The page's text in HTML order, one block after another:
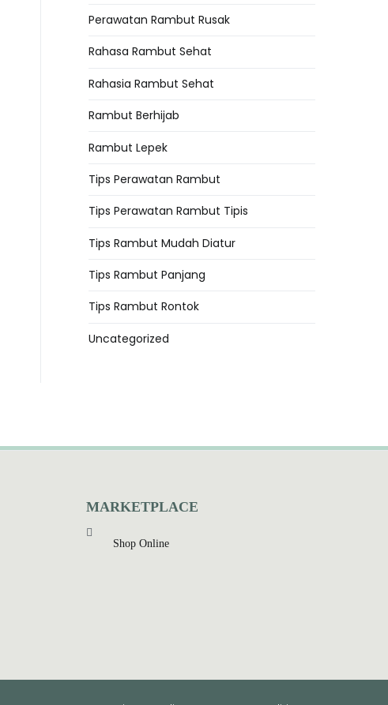
Perawatan Rambut Rusak
Rahasa Rambut Sehat
Rahasia Rambut Sehat
Rambut Berhijab
Rambut Lepek
Tips Perawatan Rambut
Tips Perawatan Rambut Tipis
Tips Rambut Mudah Diatur
Tips Rambut Panjang
Tips Rambut Rontok
Uncategorized
MARKETPLACE
Shop Online